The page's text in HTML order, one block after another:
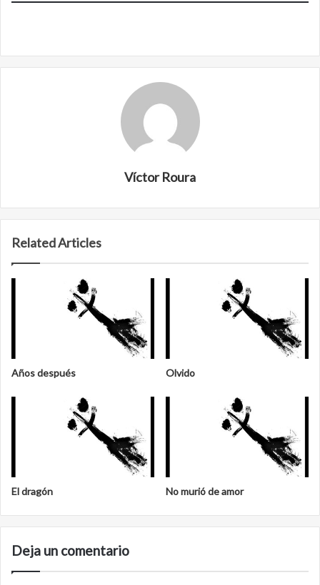
Víctor Roura
Related Articles
Años después Olvido
El dragón No murió de amor
Deja un comentario